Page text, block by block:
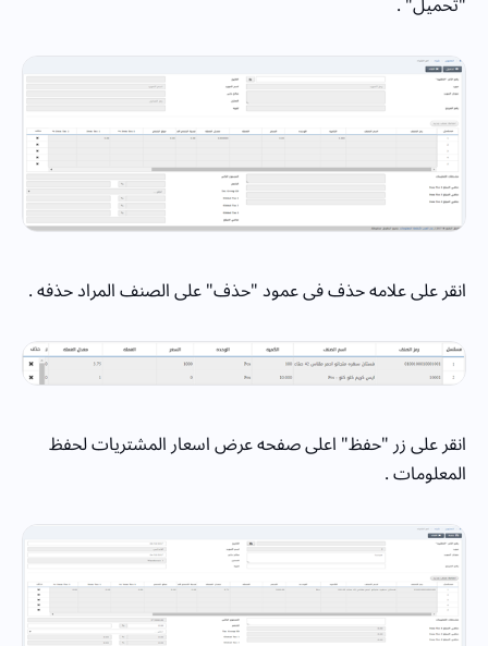
انقر على علامه حذف فى عمود "حذف" على الصنف المراد حذفه .
انقر على زر "حفظ" اعلى صفحه عرض اسعار المشتريات لحفظ
المعلومات .